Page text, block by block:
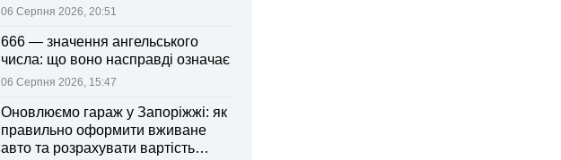
06 Серпня 2026, 20:51
666 — значення ангельського
числа: що воно насправді означає
06 Серпня 2026, 15:47
Оновлюємо гараж у Запоріжжі: як
правильно оформити вживане
авто та розрахувати вартість